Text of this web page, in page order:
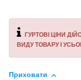
ГУРТОВІ ЦІНИ
ВИДУ ТОВАРУ І
Приховати